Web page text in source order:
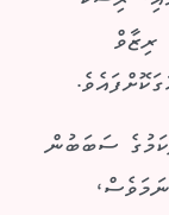
ސަބަބުން